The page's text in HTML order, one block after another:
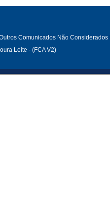
Comunicados Não Considerados
Leite - (FCA V2)